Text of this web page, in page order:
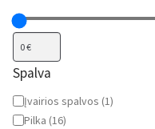
Spalva
Spalva
Įvairios spalvos (1)
Pilka (16)